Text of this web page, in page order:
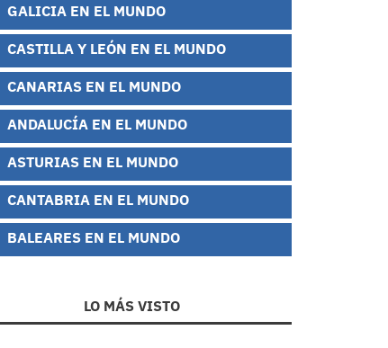
GALICIA EN EL MUNDO
CASTILLA Y LEÓN EN EL MUNDO
CANARIAS EN EL MUNDO
ANDALUCÍA EN EL MUNDO
ASTURIAS EN EL MUNDO
CANTABRIA EN EL MUNDO
BALEARES EN EL MUNDO
LO MÁS VISTO